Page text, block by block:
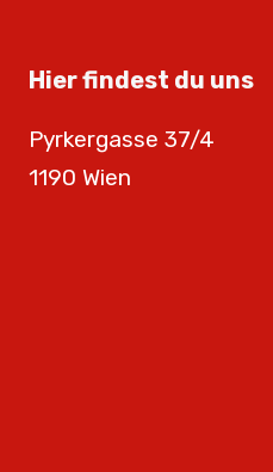
Hier findest du uns
Pyrkergasse 37/4
1190 Wien